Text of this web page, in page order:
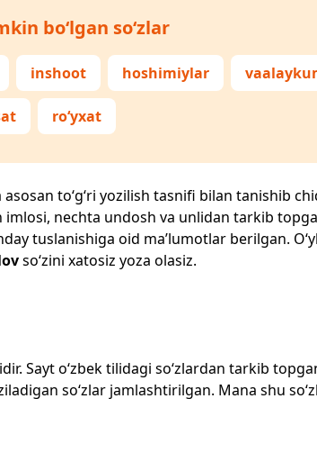
bo‘lgan so‘zlar
inshoot hoshimiylar
ro‘yxat
to‘g‘ri yozilish tasnifi bilan tanishib
nechta undosh va unlidan tarkib
tuslanishiga oid ma’lumotlar berilgan.
so‘zini xatosiz yoza olasiz.
Sayt o‘zbek tilidagi so‘zlardan tarkib
so‘zlar jamlashtirilgan. Mana shu